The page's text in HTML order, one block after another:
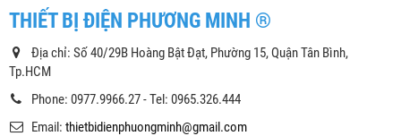
THIẾT BỊ ĐIỆN PHƯƠNG MINH ®
Địa chỉ: Số 40/29B Hoàng Bật Đạt, Phường 15, Quận Tân Bình,
Tp.HCM
Phone: 0977.9966.27 - Tel: 0965.326.444
Email: thietbidienphuongminh@gmail.com